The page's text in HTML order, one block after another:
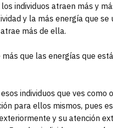
individuos atraen más y
y la más energía que se
más de ella.
que las energías que
individuos que ves como
para ellos mismos, pues
y su atención